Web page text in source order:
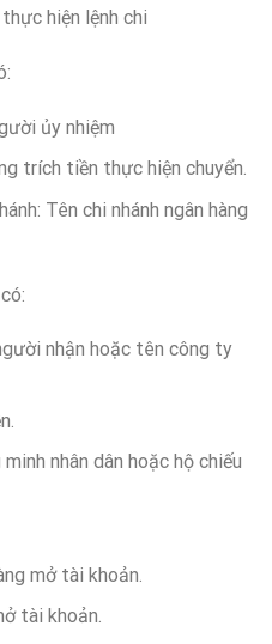
hiện lệnh chi
ủy nhiệm
trích tiền thực hiện chuyển.
Tên chi nhánh ngân hàng
nhận hoặc tên công ty
nhân dân hoặc hộ chiếu
mở tài khoản.
tài khoản.